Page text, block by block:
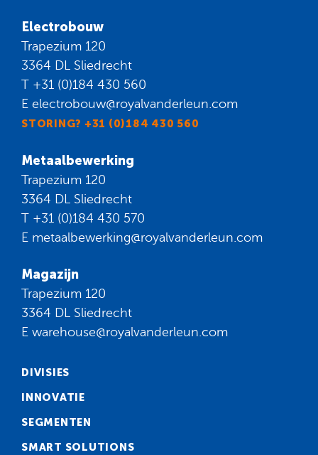
Electrobouw
Trapezium 120
3364 DL Sliedrecht
T +31 (0)184 430 560
E electrobouw@royalvanderleun.com
STORING? +31 (0)184 430 560
Metaalbewerking
Trapezium 120
3364 DL Sliedrecht
T +31 (0)184 430 570
E metaalbewerking@royalvanderleun.com
Magazijn
Trapezium 120
3364 DL Sliedrecht
E warehouse@royalvanderleun.com
DIVISIES
INNOVATIE
SEGMENTEN
SMART SOLUTIONS